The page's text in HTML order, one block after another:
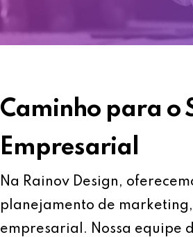
Caminho para o
Empresarial
Na Rainov Design,
planejamento de
empresarial. Nossa equipe